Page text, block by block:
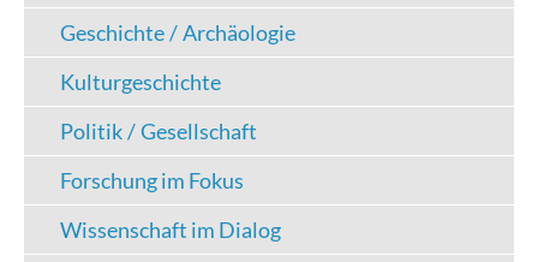
Geschichte / Archäologie
Kulturgeschichte
Politik / Gesellschaft
Forschung im Fokus
Wissenschaft im Dialog